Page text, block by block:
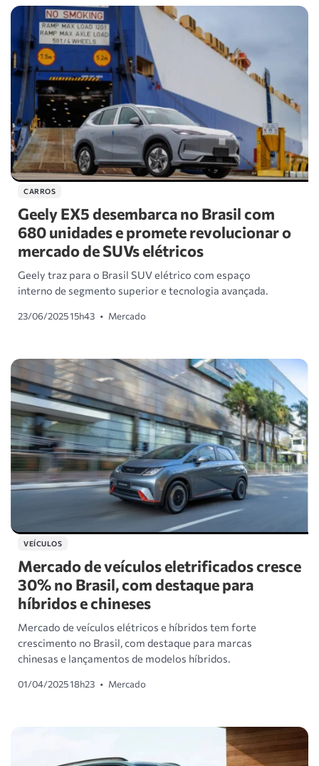
CARROS
Geely EX5 desembarca no Brasil com
680 unidades e promete revolucionar o
mercado de SUVs elétricos
Geely traz para o Brasil SUV elétrico com espaço
interno de segmento superior e tecnologia avançada.
23/06/2025 15h43 • Mercado
VEÍCULOS
Mercado de veículos eletrificados cresce
30% no Brasil, com destaque para
híbridos e chineses
Mercado de veículos elétricos e híbridos tem forte
crescimento no Brasil, com destaque para marcas
chinesas e lançamentos de modelos híbridos.
01/04/2025 18h23 • Mercado